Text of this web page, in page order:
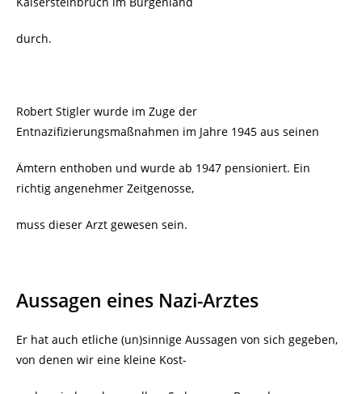
durch.
Robert Stigler wurde im Zuge der
Entnazifizierungsmaßnahmen im Jahre 1945 aus seinen
Ämtern enthoben und wurde ab 1947 pensioniert. Ein
richtig angenehmer Zeitgenosse,
muss dieser Arzt gewesen sein.
Aussagen eines Nazi-Arztes
Er hat auch etliche (un)sinnige Aussagen von sich gegeben,
von denen wir eine kleine Kost-